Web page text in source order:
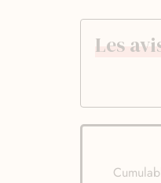
Les